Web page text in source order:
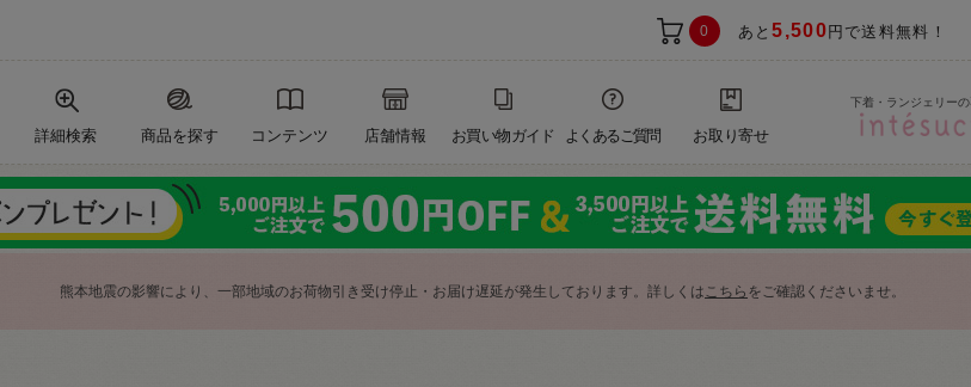
0 あと5,500 円で送料無料！
詳細検索 商品を探す コンテンツ 店舗情報 お買い物ガイド よくあるご質問 お取り寄せ
下着・ランジェリー
熊本地震の影響により、一部地域のお荷物引き受け停止・お届け遅延が発生しております。詳しくはこちら をご確認くださいませ。